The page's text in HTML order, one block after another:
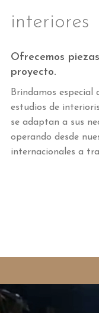
interiores
Ofrecemos
proyecto.
Brindamos especial
estudios de
se adaptan a sus
operando desde
internacionales a